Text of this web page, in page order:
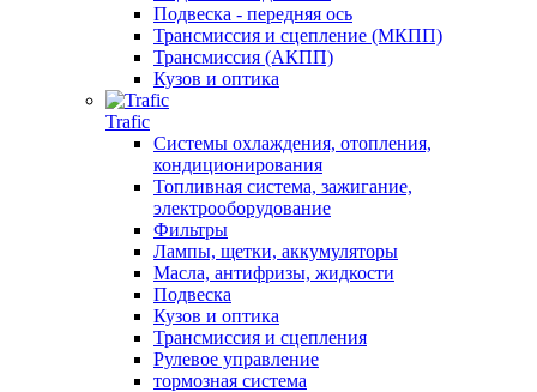
Подвеска - передняя ось
Трансмиссия и сцепление (МКПП)
Трансмиссия (АКПП)
Кузов и оптика
Trafic
Системы охлаждения, отопления,
кондиционирования
Топливная система, зажигание,
электрооборудование
Фильтры
Лампы, щетки, аккумуляторы
Масла, антифризы, жидкости
Подвеска
Кузов и оптика
Трансмиссия и сцепления
Рулевое управление
тормозная система